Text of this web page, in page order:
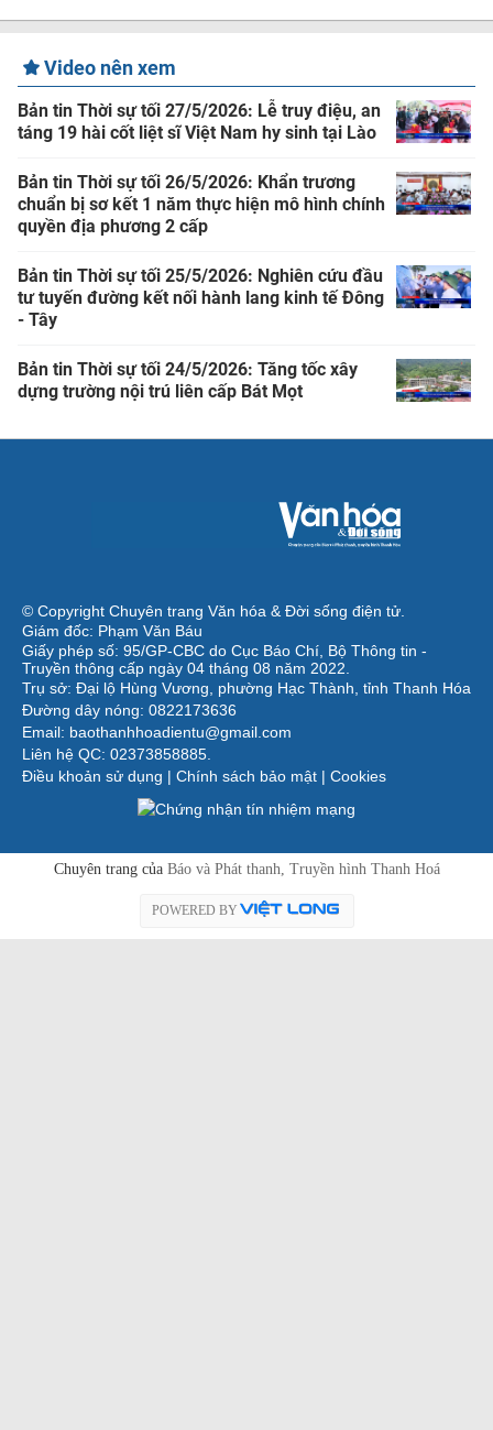
Video nên xem
Bản tin Thời sự tối 27/5/2026: Lễ truy điệu, an
táng 19 hài cốt liệt sĩ Việt Nam hy sinh tại Lào
Bản tin Thời sự tối 26/5/2026: Khẩn trương
chuẩn bị sơ kết 1 năm thực hiện mô hình chính
quyền địa phương 2 cấp
Bản tin Thời sự tối 25/5/2026: Nghiên cứu đầu
tư tuyến đường kết nối hành lang kinh tế Đông
- Tây
Bản tin Thời sự tối 24/5/2026: Tăng tốc xây
dựng trường nội trú liên cấp Bát Mọt
© Copyright Chuyên trang Văn hóa & Đời sống điện tử.
Giám đốc: Phạm Văn Báu
Giấy phép số: 95/GP-CBC do Cục Báo Chí, Bộ Thông tin -
Truyền thông cấp ngày 04 tháng 08 năm 2022.
Trụ sở: Đại lộ Hùng Vương, phường Hạc Thành, tỉnh Thanh Hóa
Đường dây nóng: 0822173636
Email: baothanhhoadientu@gmail.com
Liên hệ QC: 02373858885.
Điều khoản sử dụng | Chính sách bảo mật | Cookies
Chuyên trang của Báo và Phát thanh, Truyền hình Thanh Hoá
POWERED BY